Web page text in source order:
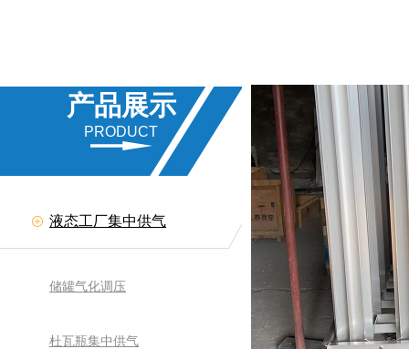
产品展示
PRODUCT
液态工厂集中供气
储罐气化调压
杜瓦瓶集中供气